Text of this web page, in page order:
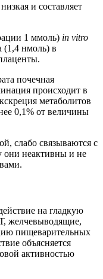
и составляет
1 ммоль) in vitro
(1,4 нмоль) в
почечная
происходит в
метаболитов
0,1% от величины
слабо связываются с
они неактивны и не
на гладкую
желчевыводящие,
пищеварительных
объясняется
активностью